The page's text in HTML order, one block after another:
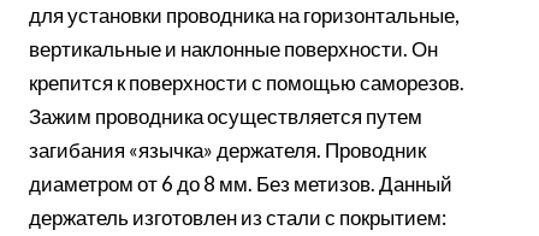
для установки проводника на горизонтальные,
вертикальные и наклонные поверхности. Он
крепится к поверхности с помощью саморезов.
Зажим проводника осуществляется путем
загибания «язычка» держателя. Проводник
диаметром от 6 до 8 мм. Без метизов. Данный
держатель изготовлен из стали с покрытием: